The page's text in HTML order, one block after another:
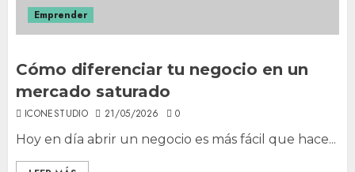
Emprender
Cómo diferenciar tu negocio en un
mercado saturado
ICONESTUDIO 21/05/2026 0
Hoy en día abrir un negocio es más fácil que hace...